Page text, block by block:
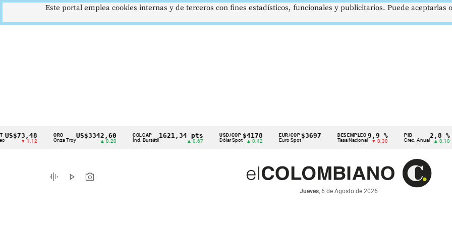
Cintillo
indicadores
económicos
▼ 1.12
ORO
Onza Troy
US$3342,60 COLCAP
Índ. Bursátil
1621,34 pts USD/COP
Dólar Spot
$4178
▲ 0.42
EUR/COP
Euro Spot
$3697
—
DESEMPLEO
Tasa Nacional
9,9 %
▼ 0.30
PIB
Crec. Anual
2,8 %
▲ 0.10
graphic_eq play_arrow photo_camera
Jueves, 6 de Agosto de 2026
Este portal emplea cookies internas y de terceros con fines estadísticos, funcionales y publicitarios. Puede aceptarlas